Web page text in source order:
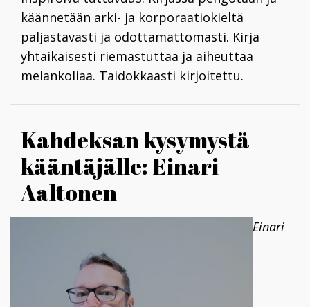
käännetään arki- ja korporaatiokieltä
paljastavasti ja odottamattomasti. Kirja
yhtaikaisesti riemastuttaa ja aiheuttaa
melankoliaa. Taidokkaasti kirjoitettu.
Kahdeksan kysymystä
kääntäjälle: Einari
Aaltonen
Einari